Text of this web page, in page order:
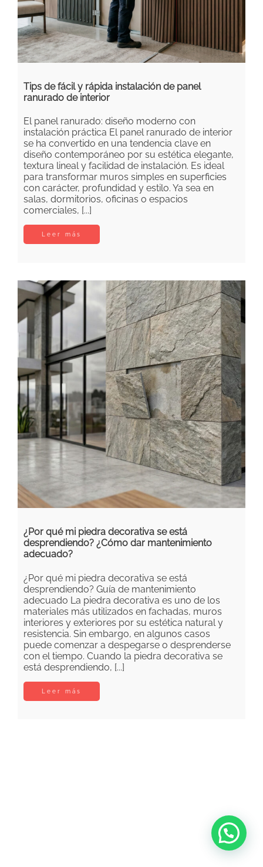
Tips de fácil y rápida instalación de panel
ranurado de interior
El panel ranurado: diseño moderno con
instalación práctica El panel ranurado de interior
se ha convertido en una tendencia clave en
diseño contemporáneo por su estética elegante,
textura lineal y facilidad de instalación. Es ideal
para transformar muros simples en superficies
con carácter, profundidad y estilo. Ya sea en
salas, dormitorios, oficinas o espacios
comerciales, [...]
Leer más
¿Por qué mi piedra decorativa se está
desprendiendo? ¿Cómo dar mantenimiento
adecuado?
¿Por qué mi piedra decorativa se está
desprendiendo? Guía de mantenimiento
adecuado La piedra decorativa es uno de los
materiales más utilizados en fachadas, muros
interiores y exteriores por su estética natural y
resistencia. Sin embargo, en algunos casos
puede comenzar a despegarse o desprenderse
con el tiempo. Cuando la piedra decorativa se
está desprendiendo, [...]
Leer más